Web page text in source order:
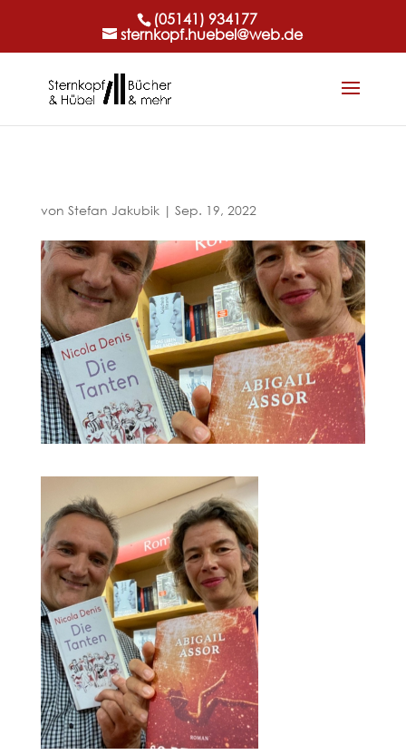
(05141) 934177
sternkopf.huebel@web.de
von Stefan Jakubik| Sep. 19, 2022